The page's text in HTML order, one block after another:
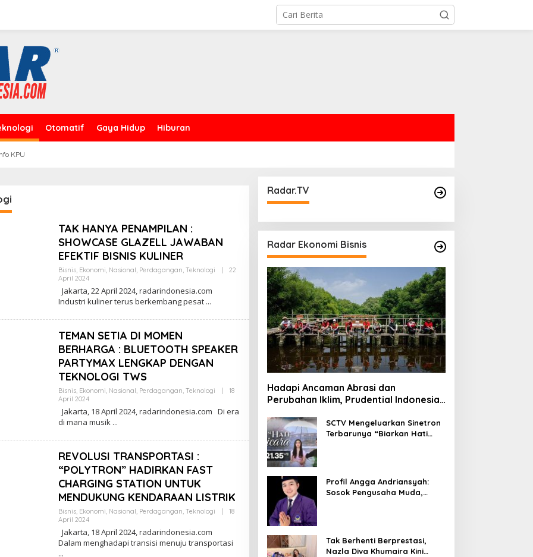
Otomatif Gaya Hidup Hiburan
KPU
TAK HANYA PENAMPILAN :
SHOWCASE GLAZELL JAWABAN
EFEKTIF BISNIS KULINER
Bisnis, Ekonomi, Nasional, Perdagangan, Teknologi
22
April 2024O
E
H
E
A
K
S
I
Jakarta, 22 April 2024, radarindonesia.com
Industri kuliner terus berkembang pesat
TEMAN SETIA DI MOMEN
BERHARGA : BLUETOOTH SPEAKER
PARTYMAX LENGKAP DENGAN
TEKNOLOGI TWS
Bisnis, Ekonomi, Nasional, Perdagangan, Teknologi
18
April 2024O
E
H
E
A
K
I
Jakarta, 18 April 2024, radarindonesia.com Di era
di mana musik
REVOLUSI TRANSPORTASI :
“POLYTRON” HADIRKAN FAST
CHARGING STATION UNTUK
MENDUKUNG KENDARAAN LISTRIK
Bisnis, Ekonomi, Nasional, Perdagangan, Teknologi
18
April 2024O
E
H
Jakarta, 18 April 2024, radarindonesia.com
Dalam menghadapi transisi menuju transportasi
Radar.TV
Radar Ekonomi Bisnis
Hadapi Ancaman Abrasi dan
Perubahan Iklim, Prudential Indonesia
Jakarta
SCTV Mengeluarkan Sinetron
Terbarunya “Biarkan Hati
Profil Angga Andriansyah:
Sosok Pengusaha Muda,
Tak Berhenti Berprestasi,
Nazla Diva Khumaira Kini